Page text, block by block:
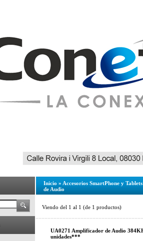
Inicio » Accesorios SmartPhone y Tablets
de Audio
Viendo del 1 al 1 (de 1 productos)
UA0271 Amplificador de Audio
unidades***